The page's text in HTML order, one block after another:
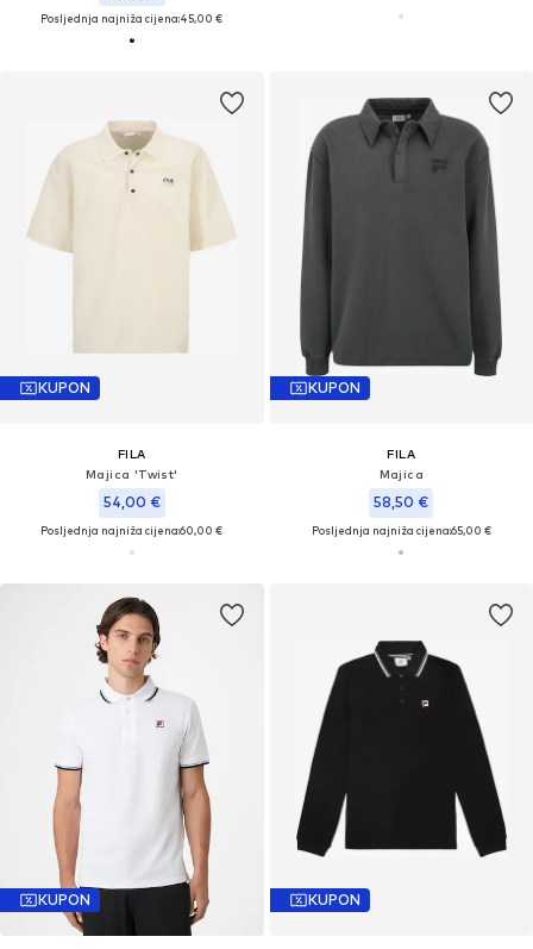
Posljednja najniža cijena:45,00 €
KUPON
FILA
Majica 'Twist'
54,00 €
Posljednja najniža cijena:60,00 €
KUPON
FILA
Majica
58,50 €
Posljednja najniža cijena:65,00 €
KUPON KUPON